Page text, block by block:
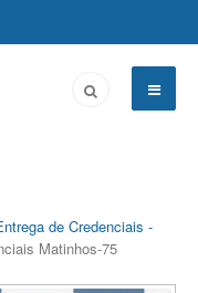
de Credenciais -
Matinhos-75